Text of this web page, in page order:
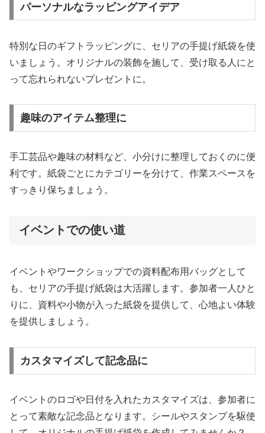
パーソナルなラッピングアイデア
特別な日のギフトラッピングに、セリアの手提げ紙袋を使
いましょう。オリジナルの装飾を施して、受け取る人にと
って忘れられないプレゼントに。
趣味のアイテム整理に
手工芸品や趣味の材料など、小分けに整理しておくのに便
利です。紙袋ごとにカテゴリーを分けて、作業スペースを
すっきり保ちましょう。
イベントでの使い道
イベントやワークショップでの資料配布用バッグとして
も、セリアの手提げ紙袋は大活躍します。参加者一人ひと
りに、資料や小物が入った紙袋を提供して、心地よい体験
を提供しましょう。
カスタマイズして記念品に
イベントのロゴや日付を入れたカスタマイズは、参加者に
とって素敵な記念品となります。シールやスタンプを駆使